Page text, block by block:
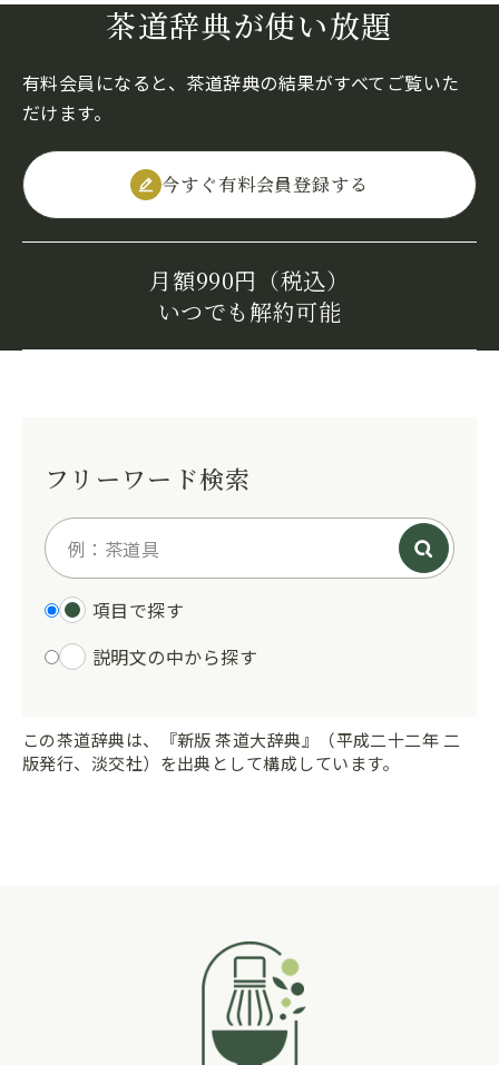
茶道辞典が使い放題
有料会員になると、茶道辞典の結果がすべてご覧いた
だけます。
今すぐ有料会員登録する
月額990円（税込）
いつでも解約可能
フリーワード検索
項目で探す
説明文の中から探す
この茶道辞典は、『新版 茶道大辞典』（平成二十二年 二
版発行、淡交社）を出典として構成しています。